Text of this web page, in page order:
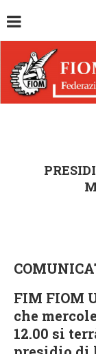
FIM FIOM
che
12.00 si